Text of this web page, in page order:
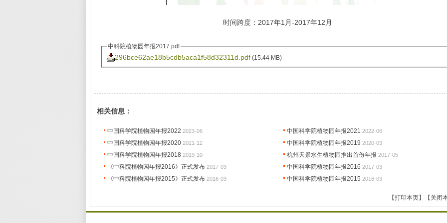
时间跨度：2017年1月-2017年12月
中科院植物园年报2017.pdf
296bce62ae18b5cdb5aca1f58d32311d.pdf (15.44 MB)
相关信息：
中国科学院植物园年报2022 2023-06 中国科学院植物园年报2021 2022-06
中国科学院植物园年报2020 2021-12 中国科学院植物园年报2019 2020-03
中国科学院植物园年报2018 2019-10 杭州天景水生植物园推出首份年报 2017-05
《中科院植物园年报2016》正式发布 2017-03 中国科学院植物园年报2016 2017-03
《中科院植物园年报2015》正式发布 2016-03 中国科学院植物园年报2015 2016-03
【打印本页】 【关闭